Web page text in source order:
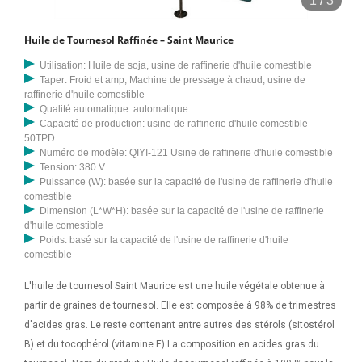
Huile de Tournesol Raffinée – Saint Maurice
Utilisation: Huile de soja, usine de raffinerie d'huile comestible
Taper: Froid et amp; Machine de pressage à chaud, usine de
raffinerie d'huile comestible
Qualité automatique: automatique
Capacité de production: usine de raffinerie d'huile comestible
50TPD
Numéro de modèle: QIYI-121 Usine de raffinerie d'huile comestible
Tension: 380 V
Puissance (W): basée sur la capacité de l'usine de raffinerie d'huile
comestible
Dimension (L*W*H): basée sur la capacité de l'usine de raffinerie
d'huile comestible
Poids: basé sur la capacité de l'usine de raffinerie d'huile
comestible
L'huile de tournesol Saint Maurice est une huile végétale obtenue à
partir de graines de tournesol. Elle est composée à 98% de trimestres
d'acides gras. Le reste contenant entre autres des stérols (sitostérol
B) et du tocophérol (vitamine E) La composition en acides gras du